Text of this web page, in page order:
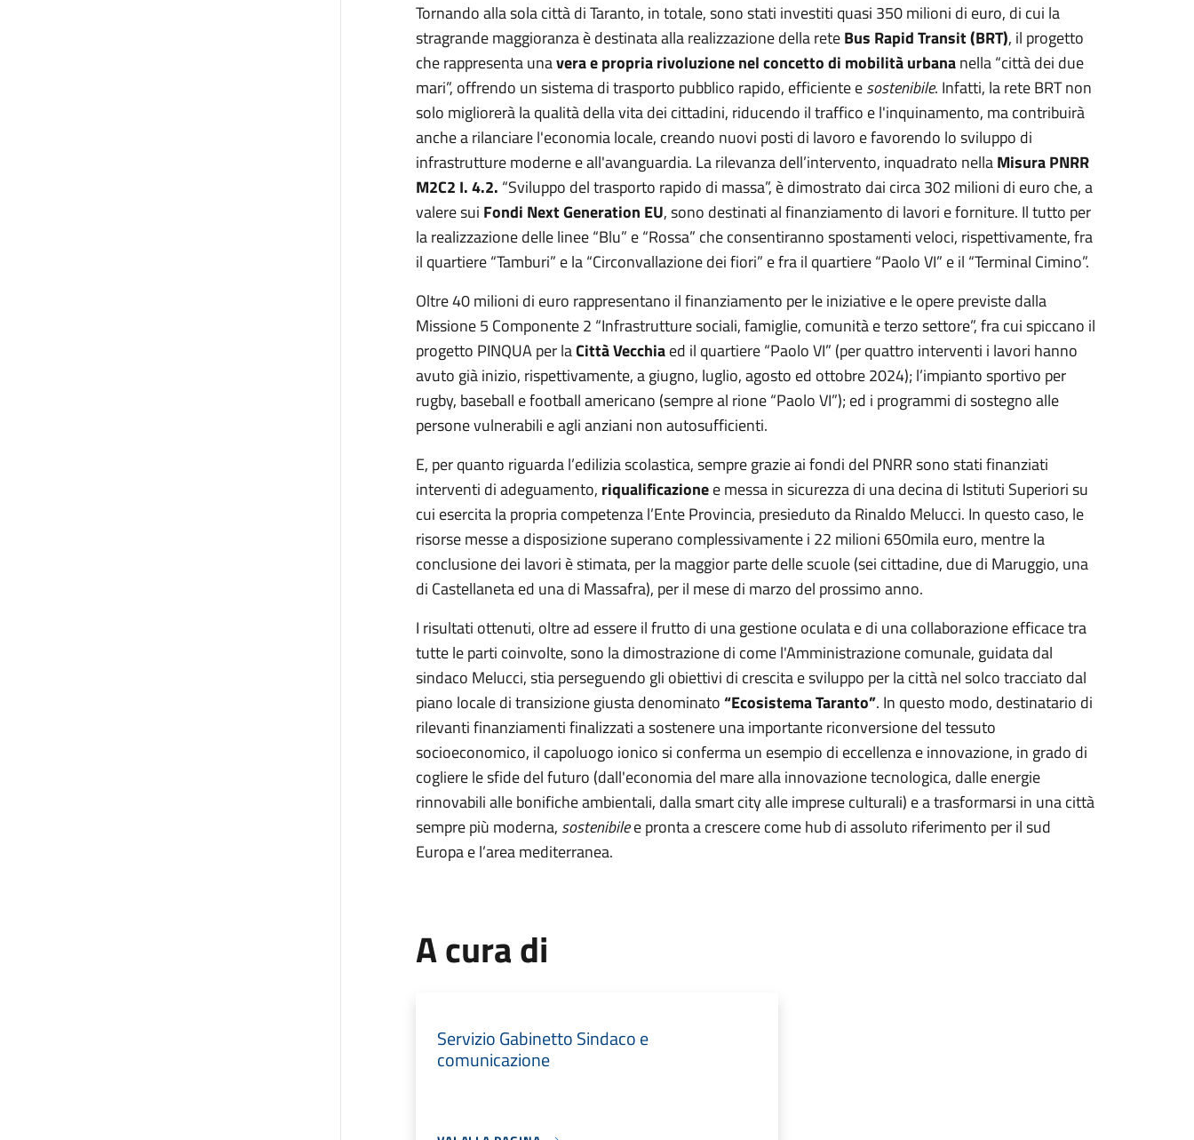
Tornando alla sola città di Taranto, in totale, sono stati investiti quasi 350 milioni di euro, di cui la
stragrande maggioranza è destinata alla realizzazione della reteBus Rapid Transit (BRT), il progetto
che rappresenta unavera e propria rivoluzione nel concetto di mobilità urbananella “città dei due
mari”, offrendo un sistema di trasporto pubblico rapido, efficiente esostenibile. Infatti, la rete BRT non
solo migliorerà la qualità della vita dei cittadini, riducendo il traffico e l'inquinamento, ma contribuirà
anche a rilanciare l'economia locale, creando nuovi posti di lavoro e favorendo lo sviluppo di
infrastrutture moderne e all'avanguardia. La rilevanza dell’intervento, inquadrato nellaMisura PNRR
M2C2 I. 4.2. “Sviluppo del trasporto rapido di massa”, è dimostrato dai circa 302 milioni di euro che, a
valere sui Fondi Next Generation EU, sono destinati al finanziamento di lavori e forniture. Il tutto per
la realizzazione delle linee “Blu” e “Rossa” che consentiranno spostamenti veloci, rispettivamente, fra
il quartiere “Tamburi” e la “Circonvallazione dei fiori” e fra il quartiere “Paolo VI” e il “Terminal Cimino”.
Oltre 40 milioni di euro rappresentano il finanziamento per le iniziative e le opere previste dalla
Missione 5 Componente 2 “Infrastrutture sociali, famiglie, comunità e terzo settore”, fra cui spiccano il
progetto PINQUA per laCittà Vecchiaed il quartiere “Paolo VI” (per quattro interventi i lavori hanno
avuto già inizio, rispettivamente, a giugno, luglio, agosto ed ottobre 2024); l’impianto sportivo per
rugby, baseball e football americano (sempre al rione “Paolo VI”); ed i programmi di sostegno alle
persone vulnerabili e agli anziani non autosufficienti.
E, per quanto riguarda l’edilizia scolastica, sempre grazie ai fondi del PNRR sono stati finanziati
interventi di adeguamento, riqualificazionee messa in sicurezza di una decina di Istituti Superiori su
cui esercita la propria competenza l’Ente Provincia, presieduto da Rinaldo Melucci. In questo caso, le
risorse messe a disposizione superano complessivamente i 22 milioni 650mila euro, mentre la
conclusione dei lavori è stimata, per la maggior parte delle scuole (sei cittadine, due di Maruggio, una
di Castellaneta ed una di Massafra), per il mese di marzo del prossimo anno.
I risultati ottenuti, oltre ad essere il frutto di una gestione oculata e di una collaborazione efficace tra
tutte le parti coinvolte, sono la dimostrazione di come l'Amministrazione comunale, guidata dal
sindaco Melucci, stia perseguendo gli obiettivi di crescita e sviluppo per la città nel solco tracciato dal
piano locale di transizione giusta denominato“Ecosistema Taranto”. In questo modo, destinatario di
rilevanti finanziamenti finalizzati a sostenere una importante riconversione del tessuto
socioeconomico, il capoluogo ionico si conferma un esempio di eccellenza e innovazione, in grado di
cogliere le sfide del futuro (dall'economia del mare alla innovazione tecnologica, dalle energie
rinnovabili alle bonifiche ambientali, dalla smart city alle imprese culturali) e a trasformarsi in una città
sempre più moderna, sostenibilee pronta a crescere come hub di assoluto riferimento per il sud
Europa e l’area mediterranea.
A cura di
Servizio Gabinetto Sindaco e
comunicazione